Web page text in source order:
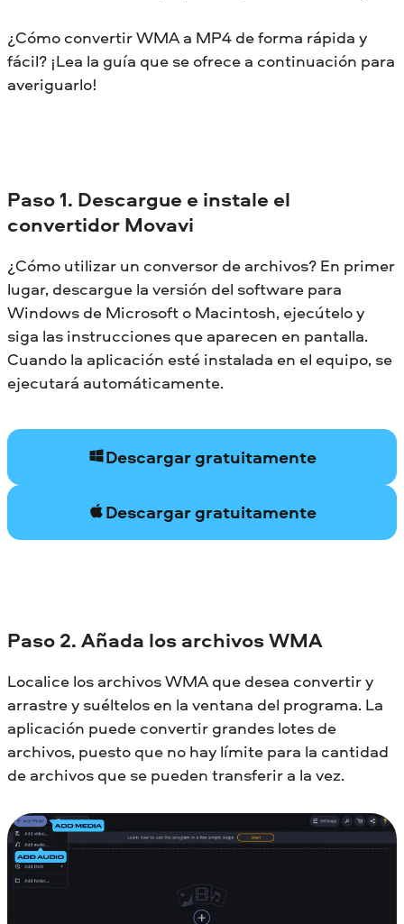
¿Cómo convertir WMA a MP4 de forma rápida y
fácil? ¡Lea la guía que se ofrece a continuación para
averiguarlo!
Paso 1. Descargue e instale el
convertidor Movavi
¿Cómo utilizar un conversor de archivos? En primer
lugar, descargue la versión del software para
Windows de Microsoft o Macintosh, ejecútelo y
siga las instrucciones que aparecen en pantalla.
Cuando la aplicación esté instalada en el equipo, se
ejecutará automáticamente.
Descargar gratuitamente
Descargar gratuitamente
Paso 2. Añada los archivos WMA
Localice los archivos WMA que desea convertir y
arrastre y suéltelos en la ventana del programa. La
aplicación puede convertir grandes lotes de
archivos, puesto que no hay límite para la cantidad
de archivos que se pueden transferir a la vez.